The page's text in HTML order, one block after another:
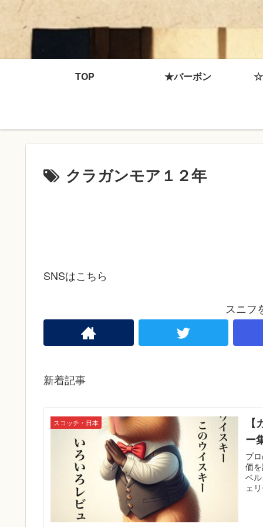
TOP ★バーボン ☆
クラガンモア１２年
SNSはこちら
スニフ
新着記事
スコッチ・日本
ー
プ
価
ベ
ェ